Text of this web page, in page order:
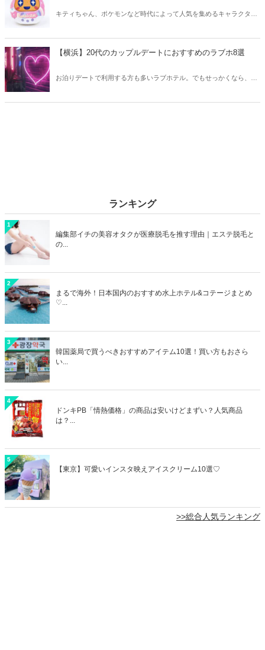
キティちゃん、ポケモンなど時代によって人気を集めるキャラクター
クしてみましょう。
【横浜】20代のカップルデートにおすすめのラブホ8選
お泊りデートで利用する方も多いラブホテル。でもせっかくなら、キ
ランキング
1
編集部イチの美容オタクが医療脱毛を推す理由｜エステ脱毛と
の...
2
まるで海外！日本国内のおすすめ水上ホテル&コテージまとめ
♡...
3
韓国薬局で買うべきおすすめアイテム10選！買い方もおさら
い...
4
ドンキPB「情熱価格」の商品は安いけどまずい？人気商品
は？...
5
【東京】可愛いインスタ映えアイスクリーム10選♡
>>総合人気ランキング